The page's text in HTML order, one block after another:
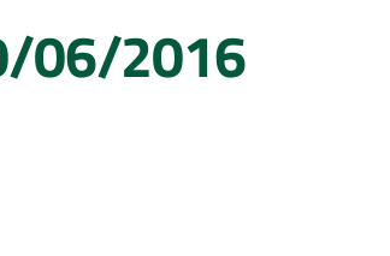
06/2016